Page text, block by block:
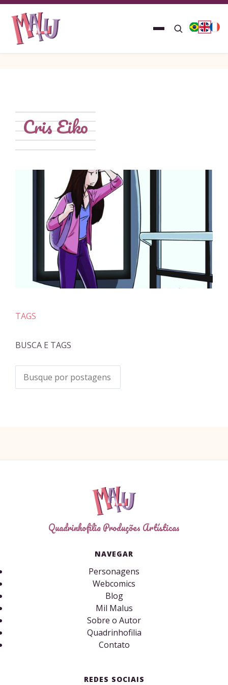
Cris Eiko
TAGS
BUSCA E TAGS
Quadrinhofilia Produções Artísticas
NAVEGAR
Personagens
Webcomics
Blog
Mil Malus
Sobre o Autor
Quadrinhofilia
Contato
REDES SOCIAIS